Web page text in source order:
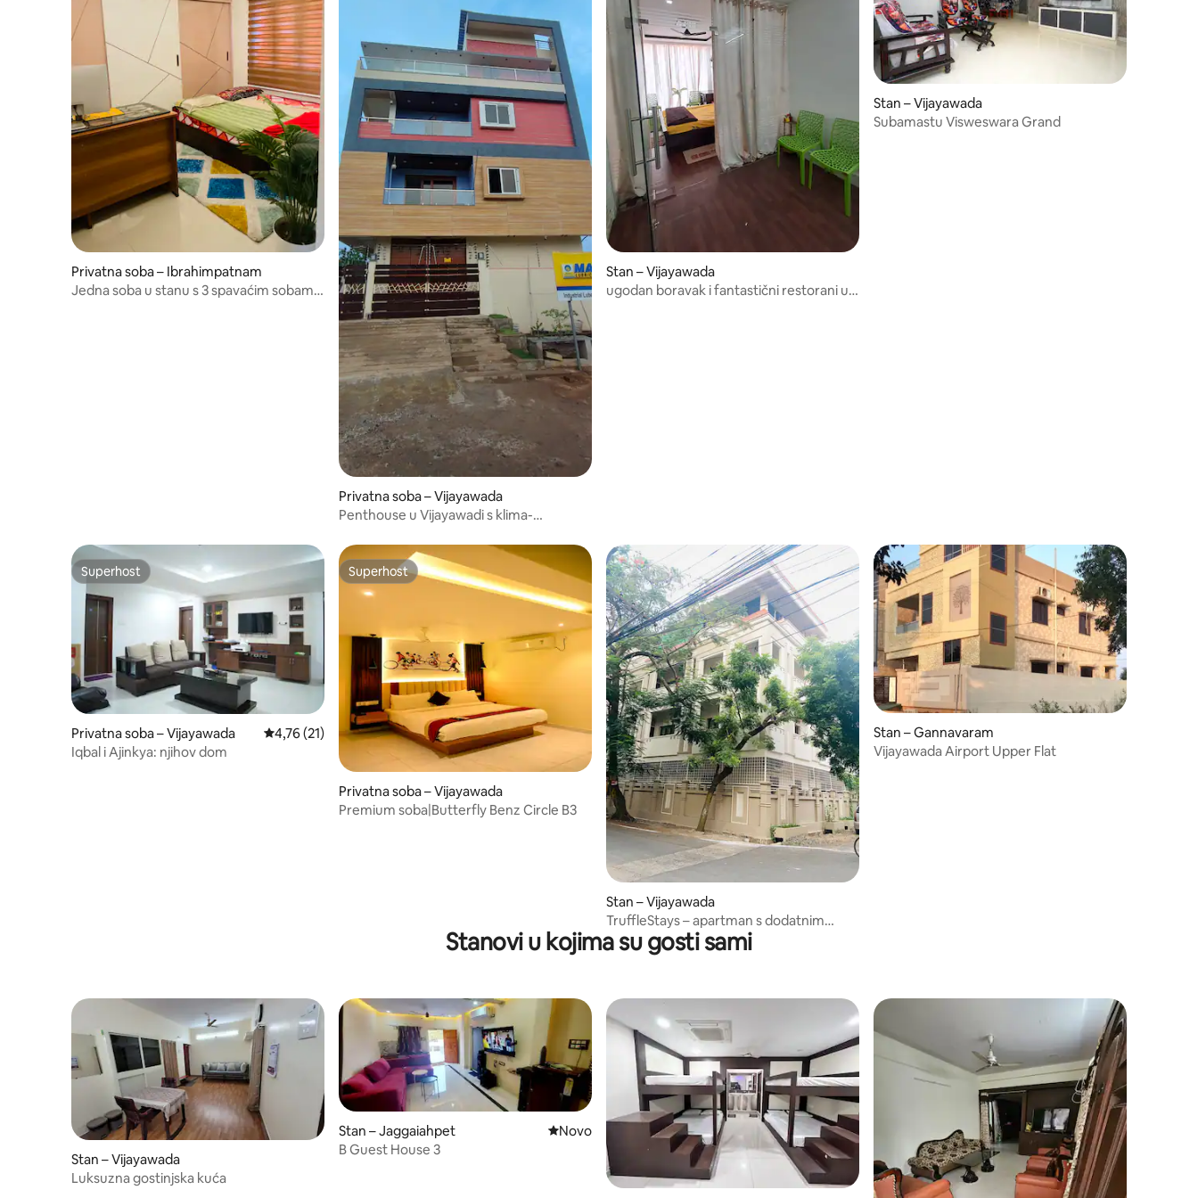
Privatna soba – Ibrahimpatnam
Jedna soba u stanu s 3 spavaćim sobama
Privatna soba – Vijayawada
Penthouse u Vijayawadi s klima-
Stan – Vijayawada
ugodan boravak i fantastični restorani u
Stan – Vijayawada
Subamastu Visweswara Grand
Superhost
Superhost
Privatna soba – Vijayawada Prosječna ocjena: 4,76/5, recenzija: 21
4,76 (21)
Iqbal i Ajinkya: njihov dom
Superhost
Superhost
Privatna soba – Vijayawada
Premium soba|Butterfly Benz Circle B3
Stan – Vijayawada
TruffleStays – apartman s dodatnim
uslugama
Stan – Gannavaram
Vijayawada Airport Upper Flat
Stanovi u kojima su gosti sami
Stan – Vijayawada
Luksuzna gostinjska kuća
Stan – Jaggaiahpet Novi smještaj
Novo
B Guest House 3